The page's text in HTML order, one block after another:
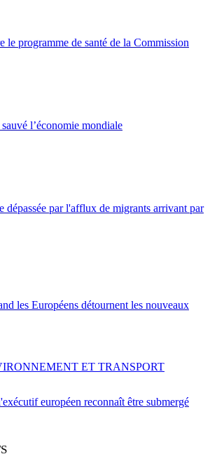
le programme de santé de la Commission
l’économie mondiale
dépassée par l'afflux de migrants arrivant par
les Européens détournent les nouveaux
européen reconnaît être submergé
ET TRANSPORT